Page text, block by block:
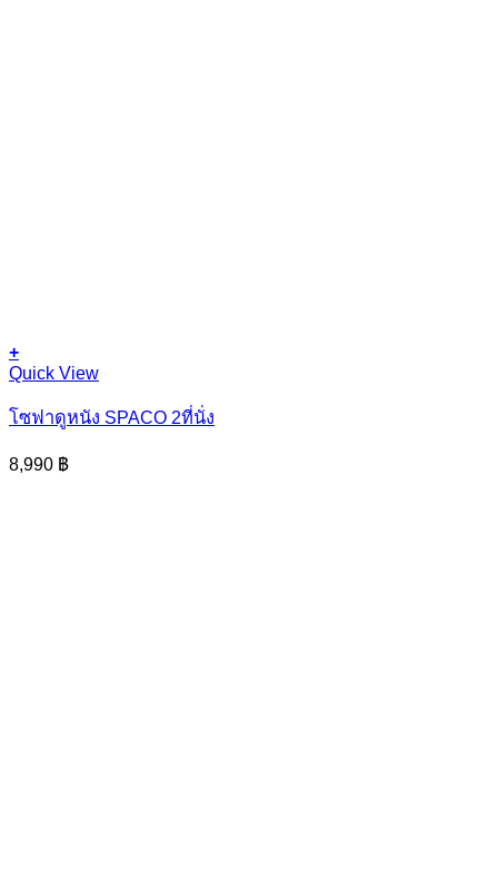
+
Quick View
โซฟาดูหนัง SPACO 2ที่นั่ง
8,990 ฿